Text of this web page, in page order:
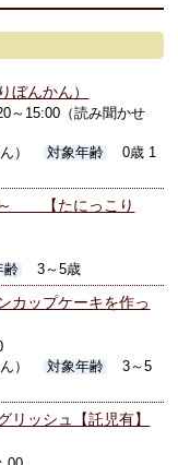
ぼんかん）
～15:00（読み聞かせ
） 対象年齢
0歳 1
～ 【たにっこり
齢 3～5歳
カップケーキを作っ
） 対象年齢
3～5
リッシュ【託児有】